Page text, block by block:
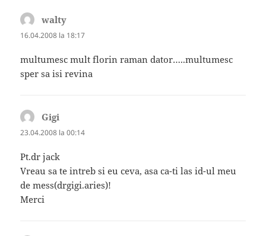
walty
16.04.2008 la 18:17
multumesc mult florin raman dator…..multumesc
sper sa isi revina
Gigi
23.04.2008 la 00:14
Pt.dr jack
Vreau sa te intreb si eu ceva, asa ca-ti las id-ul meu
de mess(drgigi.aries)!
Merci